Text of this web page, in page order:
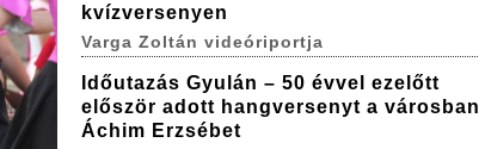
kvízversenyen
Varga Zoltán videóriportja
Időutazás Gyulán – 50 évvel ezelőtt
először adott hangversenyt a városban
Áchim Erzsébet